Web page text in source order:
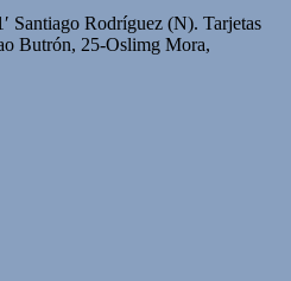
Santiago Rodríguez (N). Tarjetas
Butrón, 25-Oslimg Mora,